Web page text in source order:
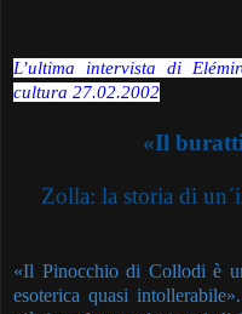
L’ultima intervista di
cultura 27.02.2002
«Il
Zolla: la storia di
«Il Pinocchio di Collodi è
esoterica quasi